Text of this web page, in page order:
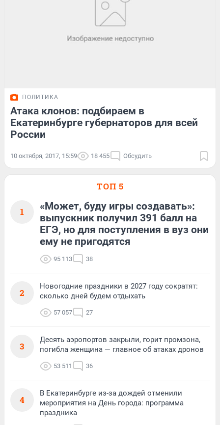
ПОЛИТИКА
Атака клонов: подбираем в
Екатеринбурге губернаторов для всей
России
10 октября, 2017, 15:59 18 455 Обсудить
ТОП 5
1
«Может, буду игры создавать»:
выпускник получил 391 балл на
ЕГЭ, но для поступления в вуз они
ему не пригодятся
95 113 38
2
Новогодние праздники в 2027 году сократят:
сколько дней будем отдыхать
57 057 27
3
Десять аэропортов закрыли, горит промзона,
погибла женщина — главное об атаках дронов
53 511 36
4
В Екатеринбурге из-за дождей отменили
мероприятия на День города: программа
праздника